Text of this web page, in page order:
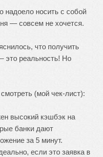
надоело носить с собой
— совсем не хочется.
что получить
это реальность! Но
(мой чек-лист):
высокий кэшбэк на
банки дают
за 5 минут.
если это заявка в